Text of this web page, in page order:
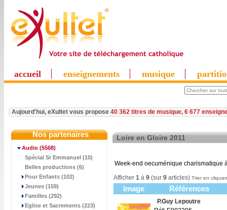
accueil enseignements musique
Aujourd'hui, eXultet vous propose 40 362 titres de musique, 6 677
Nos partenaires
Audio (5568)
Spécial Sr Emmanuel (10)
Belles productions (6)
Pour Enfants (102)
Jeunes (159)
Familles (292)
Eglise et Sacrements (223)
Loire en Gloire 2011
Week-end oecuménique charismatique
Afficher 1 à 9 (sur 9 articles) Trier en
Image Références
P.Guy Lepoutre